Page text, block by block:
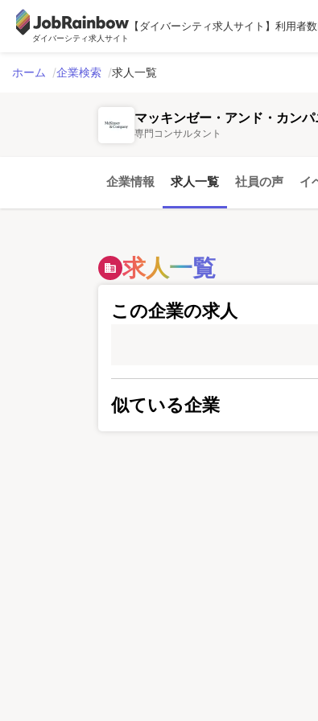
ダイバーシティ求人サイト
【ダイバーシティ求人サイト】利用者
ホーム 企業検索 求人一覧
マッキンゼー・アンド・カン
専門コンサルタント
企業情報 求人一覧 社員の声 イ
domain 求人一覧
この企業の求人
似ている企業